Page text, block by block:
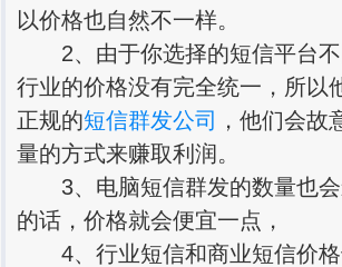
以价格也自然不一样。
2、由于你选择的短信平台不
行业的价格没有完全统一，所以
正规的短信群发公司
，他们会
量的方式来赚取利润。
3、电脑短信群发的数量也会
的话，价格就会便宜一点，
4、行业短信和商业短信价格